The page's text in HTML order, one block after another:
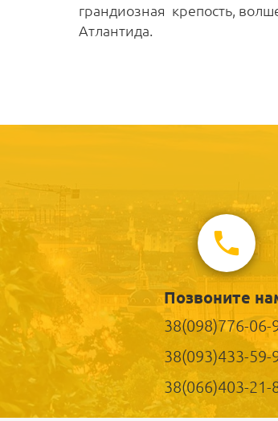
грандиозная крепость,
Атлантида.
Позвоните
38(098)776-06-
38(093)433-59-
38(066)403-21-